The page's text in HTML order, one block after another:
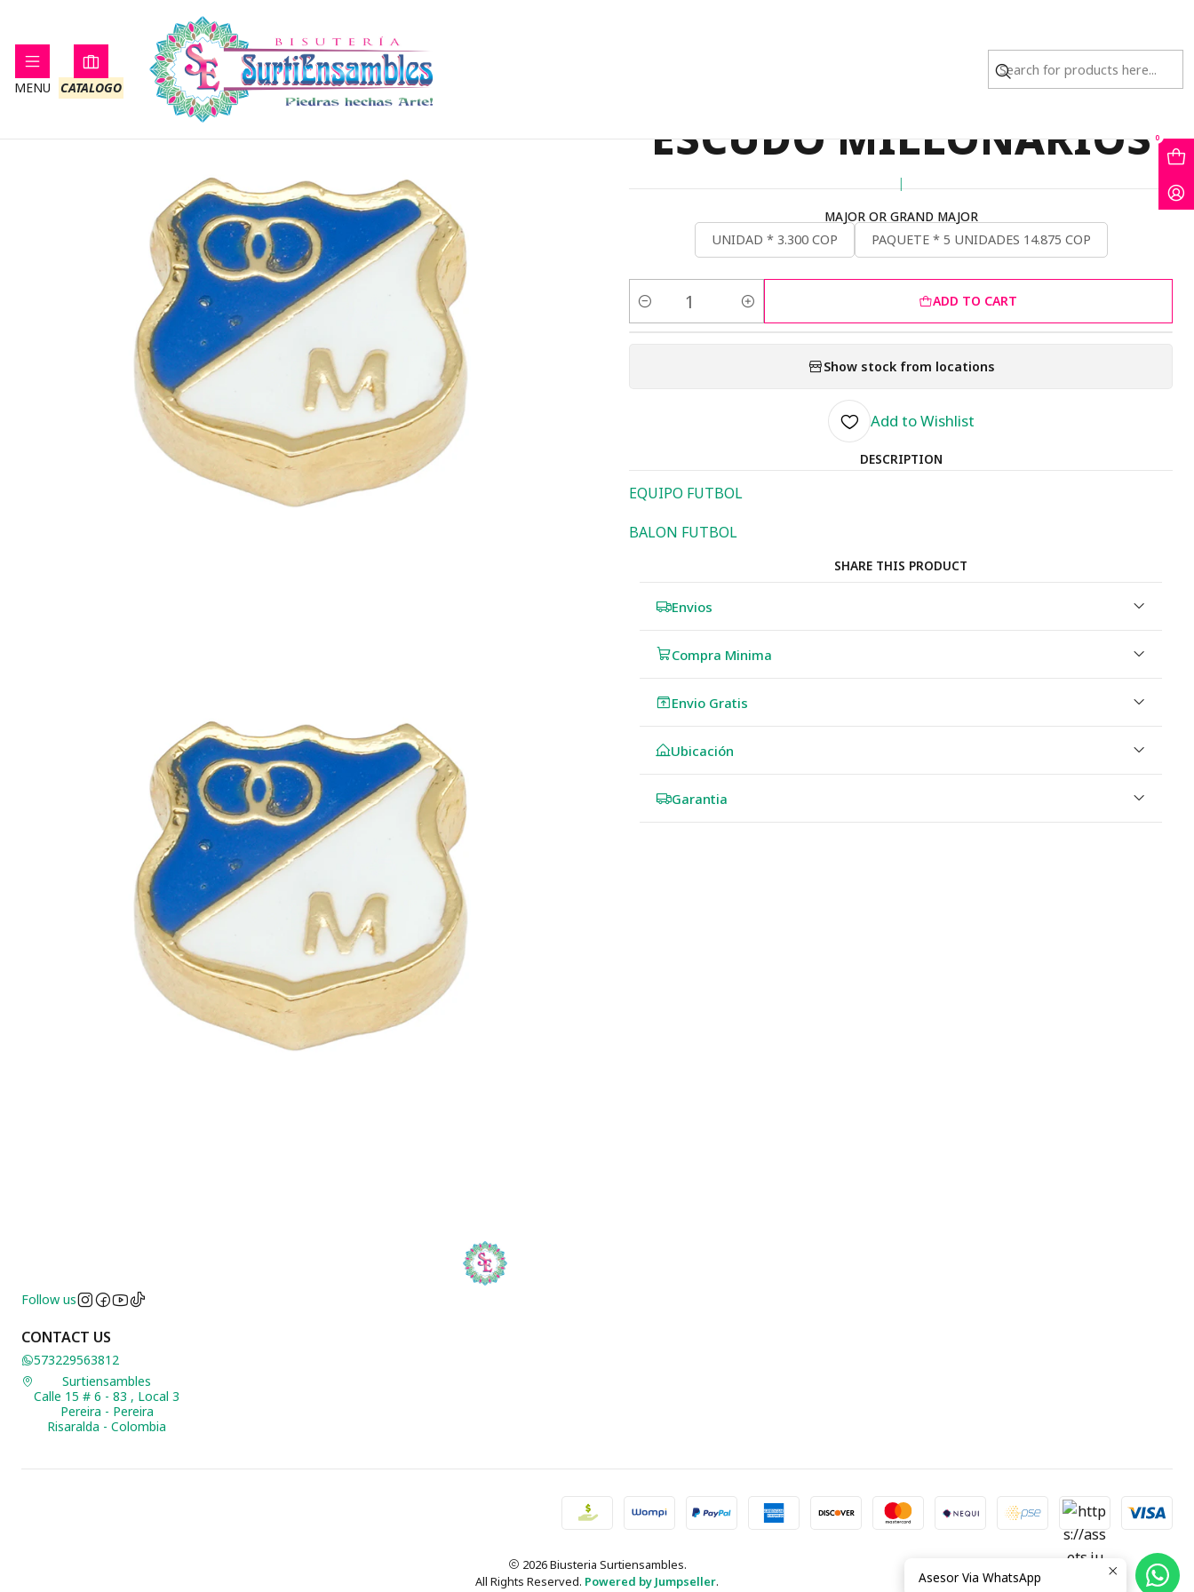
MENU CATALOGO
0
SAMAK DORADA CENTRO
ESCUDO MILLONARIOS
|
MAJOR OR GRAND MAJOR
UNIDAD * 3.300 COP
PAQUETE * 5 UNIDADES 14.875 COP
Quantity
ADD TO CART
Show stock from locations
Add to Wishlist
DESCRIPTION
EQUIPO FUTBOL
BALON FUTBOL
SHARE THIS PRODUCT
Envios
Compra Minima
Envio Gratis
Ubicación
Garantia
Follow us
CONTACT US
573229563812
Surtiensambles
Calle 15 # 6 - 83 , Local 3
Pereira - Pereira
Risaralda - Colombia
2026 Biusteria Surtiensambles.
All Rights Reserved. Powered by Jumpseller. Asesor Via WhatsApp